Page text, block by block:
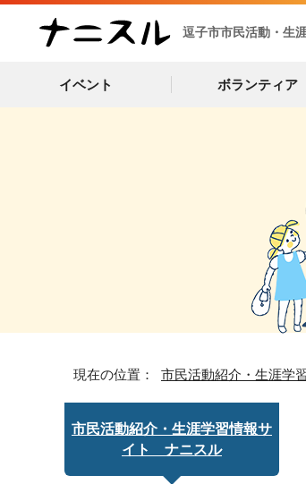
逗子市市民活動・生
イベント ボランティア
現在の位置： 市民活動紹介・生涯学
市民活動紹介・生涯学習情報サ
イト ナニスル